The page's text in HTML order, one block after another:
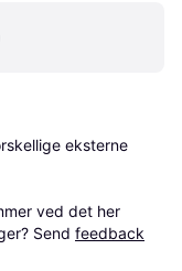
eksterne
ved det her
Send feedback